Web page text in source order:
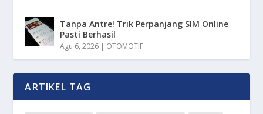
Tanpa Antre! Trik Perpanjang SIM Online
Pasti Berhasil
Agu 6, 2026 | OTOMOTIF
ARTIKEL TAG